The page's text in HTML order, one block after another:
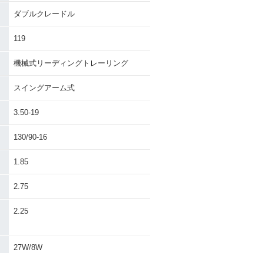
ダブルクレードル
119
機械式リーディングトレーリング
スイングアーム式
3.50-19
130/90-16
1.85
2.75
2.25
27W/8W